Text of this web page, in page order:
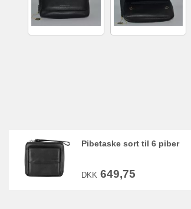
Pibetaske sort til 6 piber
DKK 649,75